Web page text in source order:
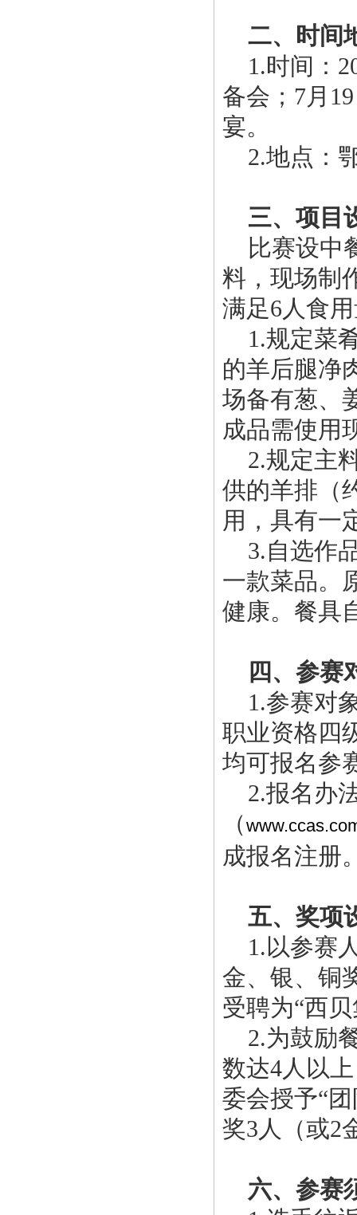
二、时间
1.时间：
备会；7月
宴。
2.地点：
三、项目
比赛设中
料，现场制
满足6人食
1.规定菜
的羊后腿净
场备有葱、
成品需使用
2.规定主
供的羊排（
用，具有一
3.自选作
一款菜品。
健康。餐具
四、参赛
1.参赛对
职业资格四
均可报名参
2.报名办
（
成报名注册
五、奖项
1.以参赛
金、银、铜
受聘为“西
2.为鼓励
数达4人以
委会授予“
奖3人（或2
六、参赛